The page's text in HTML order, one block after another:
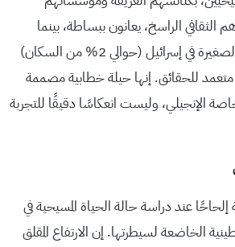
الثقافي الراسخ، يعانون ببساطة، بينما
تزدهر الطائفة المسيحية الصغيرة في إسرائيل (حوالي 2% من السكان)
للحقائق. إنها حيلة خطابية مصممة
الإنجيلي، وليست انعكاسًا دقيقًا للتجربة
إلحاحًا عند دراسة حالة الحياة المسيحية في
الخاضعة لسيطرتها. إن الارتفاع المقلق